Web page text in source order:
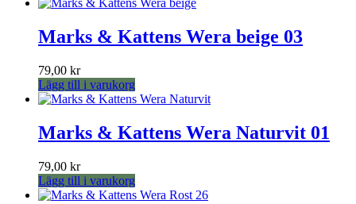
Marks & Kattens Wera beige 03
79,00 kr
Lägg till i varukorg
Marks & Kattens Wera Naturvit 01
79,00 kr
Lägg till i varukorg